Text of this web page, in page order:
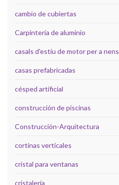
cambio de cubiertas
Carpintería de aluminio
casals d'estiu de motor per a nens
casas prefabricadas
césped artificial
construcción de piscinas
Construcción-Arquitectura
cortinas verticales
cristal para ventanas
cristalería